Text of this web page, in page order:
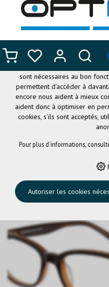
CE SITE
Nous utilisons différents
sont nécessaires au bon
permettent d'accéder à
encore nous aident à mieux
aident donc à optimiser en
cookies, s'ils sont acceptés,
Pour plus d'informations,
Autoriser les cookies